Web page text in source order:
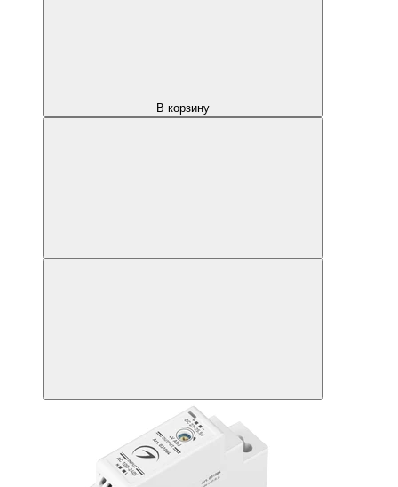
В корзину